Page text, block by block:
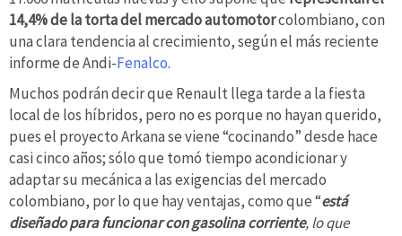
14,4% de la torta del mercado automotorcolombiano, con
una clara tendencia al crecimiento, según el más reciente
informe de Andi-Fenalco.
Muchos podrán decir que Renault llega tarde a la fiesta
local de los híbridos, pero no es porque no hayan querido,
pues el proyecto Arkana se viene “cocinando” desde hace
casi cinco años; sólo que tomó tiempo acondicionar y
adaptar su mecánica a las exigencias del mercado
colombiano, por lo que hay ventajas, como que “está
diseñado para funcionar con gasolina corriente, lo que